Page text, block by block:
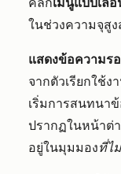
ในช่วงความจุสูง
แสดงข้อความร
จากตัวเรียกใช้
เริ่มการสนทนา
ปรากฏในหน้าต่
อยู่ในมุมมองที่ไ